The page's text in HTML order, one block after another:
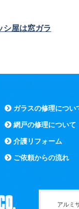
シ屋は窓ガラ
ガラスの修理につい
網戸の修理について
介護リフォーム
ご依頼からの流れ
アルミ